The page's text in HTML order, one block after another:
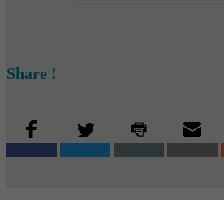
Share !